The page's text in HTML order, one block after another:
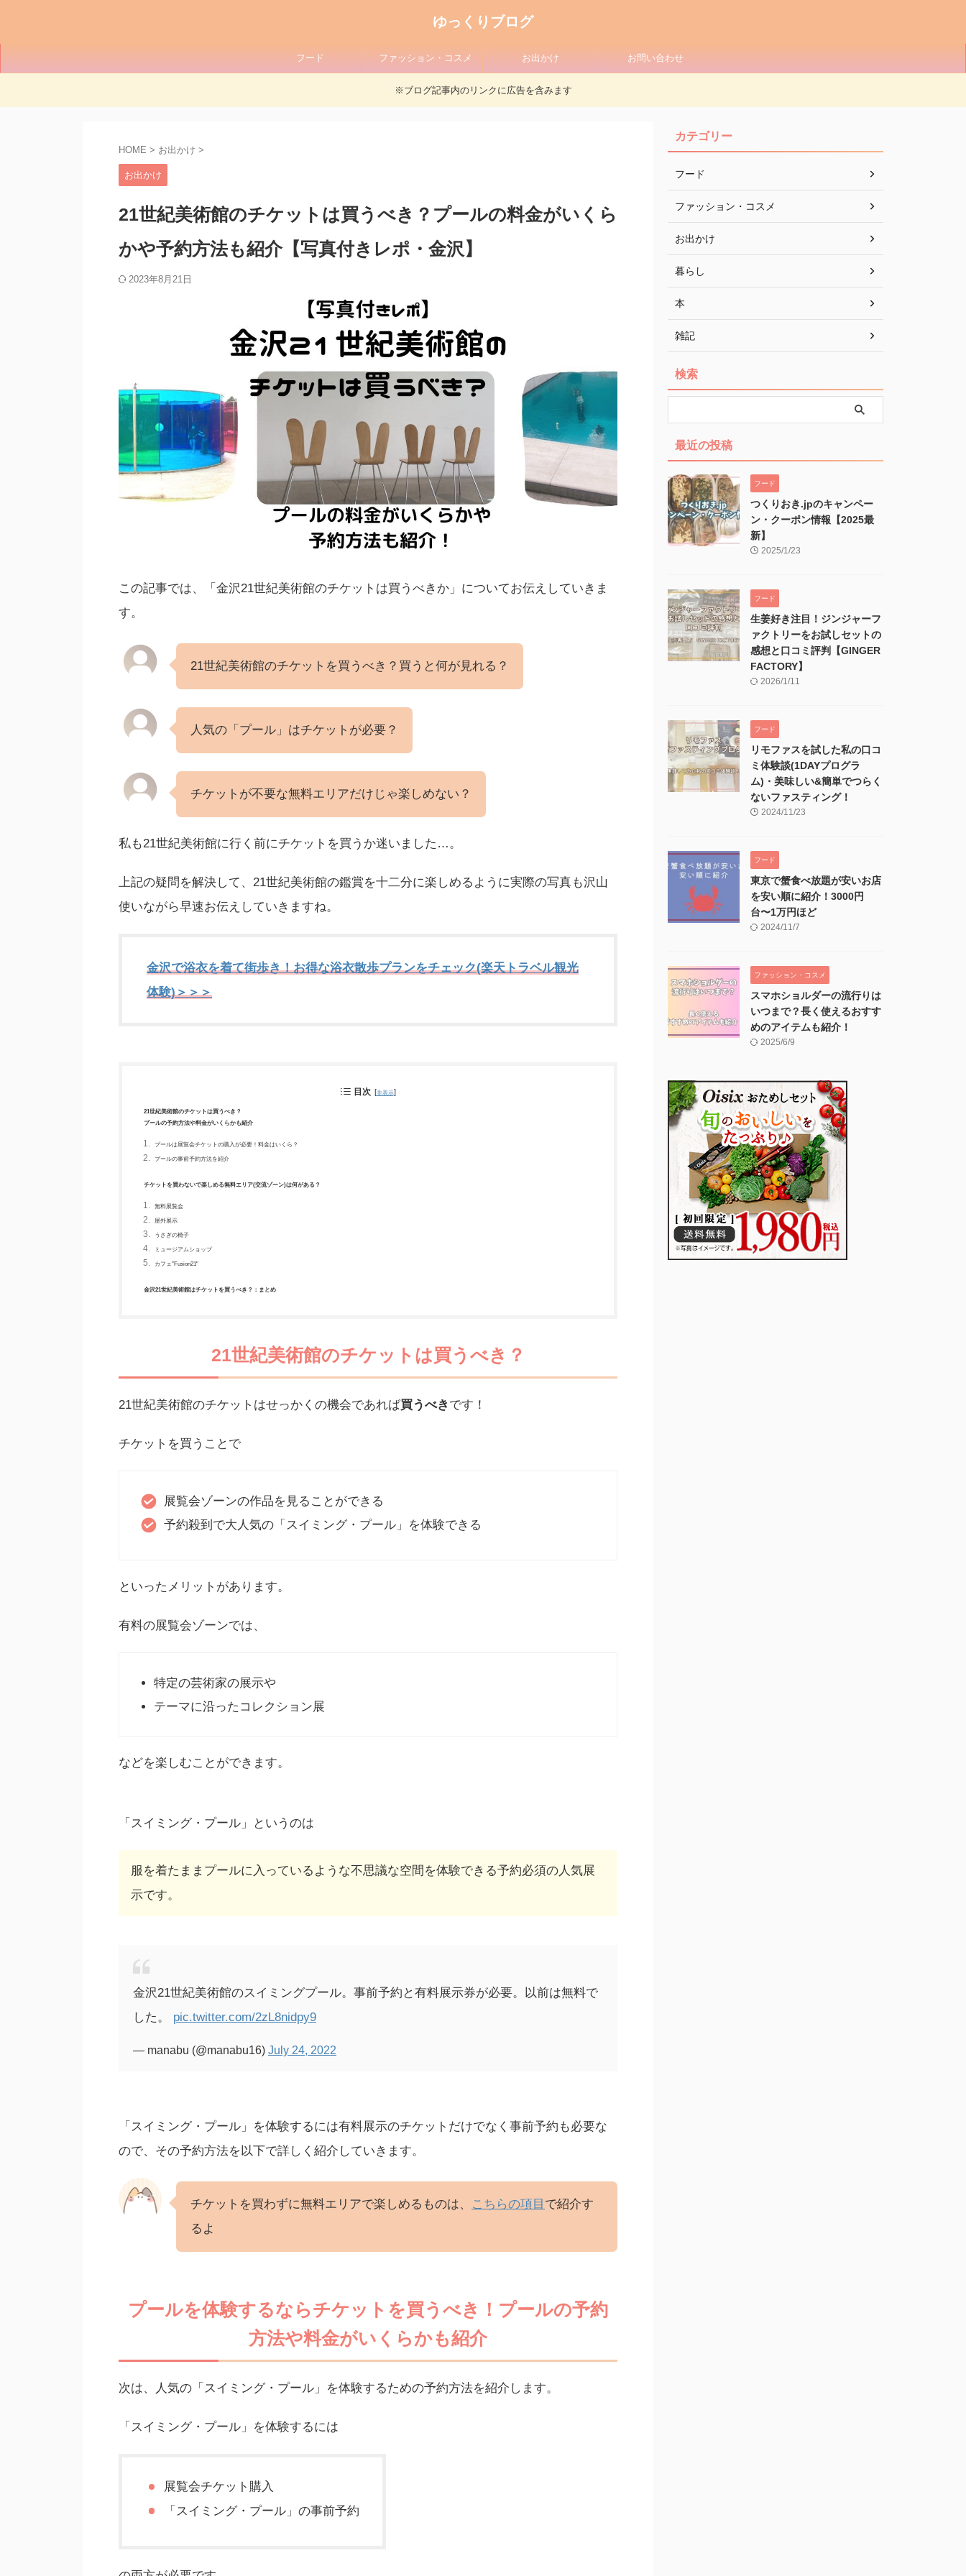
ゆっくりブログ
フード ファッション・コスメ お出かけ お問い合わせ
※ブログ記事内のリンクに広告を含みます
HOME > お出かけ >
お出かけ
21世紀美術館のチケットは買うべき？プールの料金がいくら
かや予約方法も紹介【写真付きレポ・金沢】
2023年8月21日
この記事では、「金沢21世紀美術館のチケットは買うべきか」についてお伝えしていきま
す。
21世紀美術館のチケットを買うべき？買うと何が見れる？
人気の「プール」はチケットが必要？
チケットが不要な無料エリアだけじゃ楽しめない？
私も21世紀美術館に行く前にチケットを買うか迷いました…。
上記の疑問を解決して、21世紀美術館の鑑賞を十二分に楽しめるように実際の写真も沢山
使いながら早速お伝えしていきますね。
金沢で浴衣を着て街歩き！お得な浴衣散歩プランをチェック(楽天トラベル観光
体験)＞＞＞
目次 [非表示]
21世紀美術館のチケットは買うべき？
プールの予約方法や料金がいくらかも紹介
プールは展覧会チケットの購入が必要！料金はいくら？
プールの事前予約方法を紹介
チケットを買わないで楽しめる無料エリア(交流ゾーン)は何がある？
無料展覧会
屋外展示
うさぎの椅子
ミュージアムショップ
カフェ"Fusion21"
金沢21世紀美術館はチケットを買うべき？：まとめ
21世紀美術館のチケットは買うべき？
21世紀美術館のチケットはせっかくの機会であれば買うべき です！
チケットを買うことで
展覧会ゾーンの作品を見ることができる
予約殺到で大人気の「スイミング・プール」を体験できる
といったメリットがあります。
有料の展覧会ゾーンでは、
特定の芸術家の展示や
テーマに沿ったコレクション展
などを楽しむことができます。
「スイミング・プール」というのは
服を着たままプールに入っているような不思議な空間を体験できる予約必須の人気展
示です。
金沢21世紀美術館のスイミングプール。事前予約と有料展示券が必要。以前は無料で
した。 pic.twitter.com/2zL8nidpy9
— manabu (@manabu16) July 24, 2022
「スイミング・プール」を体験するには有料展示のチケットだけでなく事前予約も必要な
ので、その予約方法を以下で詳しく紹介していきます。
チケットを買わずに無料エリアで楽しめるものは、 こちらの項目 で紹介す
るよ
プールを体験するならチケットを買うべき！プールの予約
方法や料金がいくらかも紹介
次は、人気の「スイミング・プール」を体験するための予約方法を紹介します。
「スイミング・プール」を体験するには
展覧会チケット購入
「スイミング・プール」の事前予約
カテゴリー
フード
ファッション・コスメ
お出かけ
暮らし
本
雑記
検索
最近の投稿
フード
つくりおき.jpのキャンペー
ン・クーポン情報【2025最
新】
2025/1/23
フード
生姜好き注目！ジンジャーフ
ァクトリーをお試しセットの
感想と口コミ評判【GINGER
FACTORY】
2026/1/11
フード
リモファスを試した私の口コ
ミ体験談(1DAYプログラ
ム)・美味しい&簡単でつらく
ないファスティング！
2024/11/23
フード
東京で蟹食べ放題が安いお店
を安い順に紹介！3000円
台〜1万円ほど
2024/11/7
ファッション・コスメ
スマホショルダーの流行りは
いつまで？長く使えるおすす
めのアイテムも紹介！
2025/6/9